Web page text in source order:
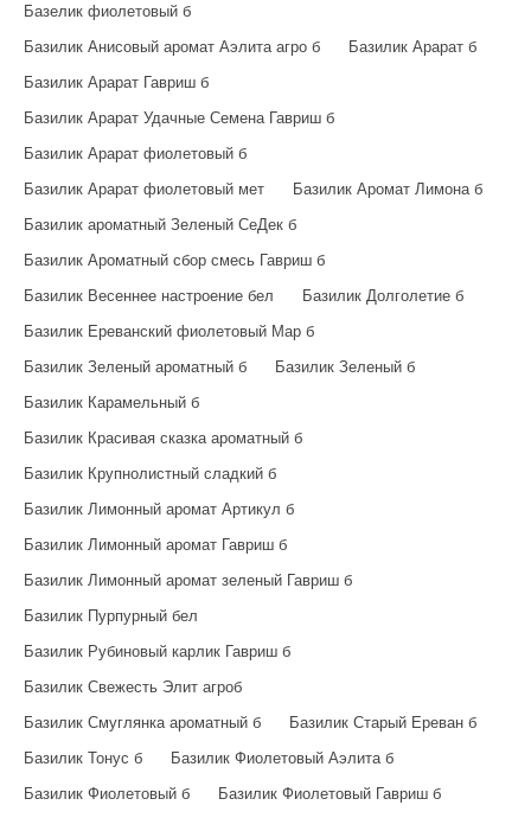
Базелик фиолетовый б
Базилик Анисовый аромат Аэлита агро б
Базилик Арарат б
Базилик Арарат Гавриш б
Базилик Арарат Удачные Семена Гавриш б
Базилик Арарат фиолетовый б
Базилик Арарат фиолетовый мет
Базилик Аромат Лимона б
Базилик ароматный Зеленый СеДек б
Базилик Ароматный сбор смесь Гавриш б
Базилик Весеннее настроение бел
Базилик Долголетие б
Базилик Ереванский фиолетовый Мар б
Базилик Зеленый ароматный б
Базилик Зеленый б
Базилик Карамельный б
Базилик Красивая сказка ароматный б
Базилик Крупнолистный сладкий б
Базилик Лимонный аромат Артикул б
Базилик Лимонный аромат Гавриш б
Базилик Лимонный аромат зеленый Гавриш б
Базилик Пурпурный бел
Базилик Рубиновый карлик Гавриш б
Базилик Свежесть Элит агроб
Базилик Смуглянка ароматный б
Базилик Старый Ереван б
Базилик Тонус б
Базилик Фиолетовый Аэлита б
Базилик Фиолетовый б
Базилик Фиолетовый Гавриш б